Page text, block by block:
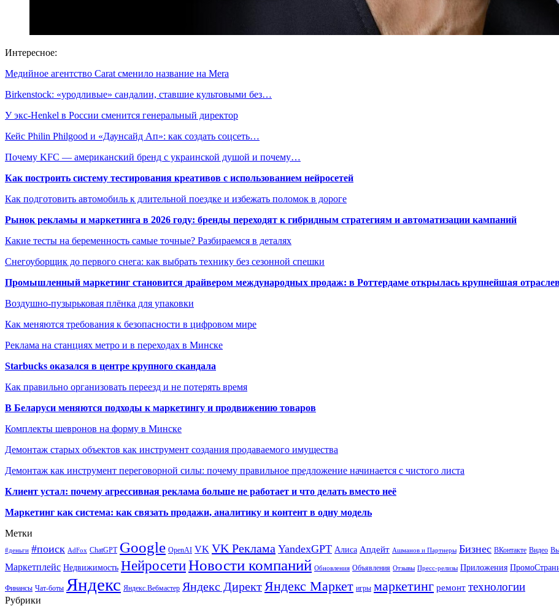
Интересное:
Медийное агентство Carat сменило название на Mera
Birkenstock: «уродливые» сандалии, ставшие культовыми без…
У экс-Henkel в России сменится генеральный директор
Кейс Philin Philgood и «Даунсайд Ап»: как создать соцсеть…
Почему KFC — американский бренд с украинской душой и почему…
Как построить систему тестирования креативов с использованием нейросетей
Как подготовить автомобиль к длительной поездке и избежать поломок в дороге
Рынок рекламы и маркетинга в 2026 году: бренды переходят к гибридным стратегиям и автоматизации кампаний
Какие тесты на беременность самые точные? Разбираемся в деталях
Снегоуборщик до первого снега: как выбрать технику без сезонной спешки
Промышленный маркетинг становится драйвером международных продаж: в Роттердаме открылась крупнейшая
Воздушно-пузырьковая плёнка для упаковки
Как меняются требования к безопасности в цифровом мире
Реклама на станциях метро и в переходах в Минске
Starbucks оказался в центре крупного скандала
Как правильно организовать переезд и не потерять время
В Беларуси меняются подходы к маркетингу и продвижению товаров
Комплекты шевронов на форму в Минске
Демонтаж старых объектов как инструмент создания продаваемого имущества
Демонтаж как инструмент переговорной силы: почему правильное предложение начинается с чистого листа
Клиент устал: почему агрессивная реклама больше не работает и что делать вместо неё
Маркетинг как система: как связать продажи, аналитику и контент в одну модель
Метки
#деньги #поиск AdFox ChatGPT Google OpenAI VK VK Реклама YandexGPT Алиса Апдейт Ашманов и Партнеры Бизнес ВКонтакте Видео
Маркетплейс Недвижимость НейросетиНовости компаний Обновления Объявления Отзывы Пресс-релизы Приложения
Финансы Чат-боты Яндекс Яндекс.Вебмастер Яндекс Директ Яндекс Маркет игры маркетинг ремонт технологии
Рубрики